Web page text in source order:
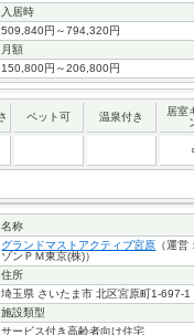
入居時
509,840円～794,320円
月額
150,800円～206,800円
ペット可 温泉付き
居室
名称
グランドマストアクティブ宮原 （運
ゾンＰＭ東京(株)）
住所
埼玉県 さいたま市 北区宮原町1-697-1
施設類型
サービス付き高齢者向け住宅